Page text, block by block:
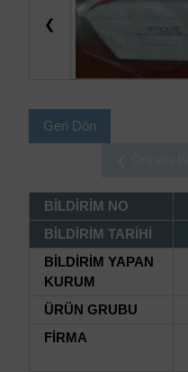
❮
Geri Dön
BİLDİRİM NO
BİLDİRİM TARİHİ
BİLDİRİM YAPAN
KURUM
ÜRÜN GRUBU
FİRMA